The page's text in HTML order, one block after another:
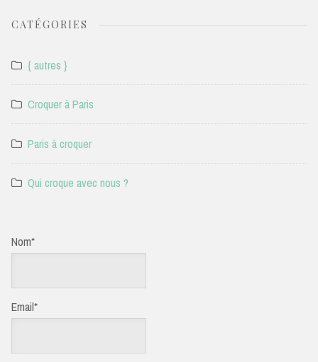
CATÉGORIES
{ autres }
Croquer à Paris
Paris à croquer
Qui croque avec nous ?
Nom*
Email*